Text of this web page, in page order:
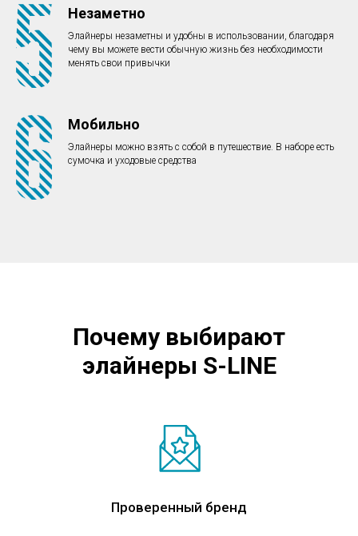
Незаметно
Элайнеры незаметны и удобны в использовании, благодаря
чему вы можете вести обычную жизнь без необходимости
менять свои привычки
Мобильно
Элайнеры можно взять с собой в путешествие. В наборе есть
сумочка и уходовые средства
Почему выбирают
элайнеры S-LINE
Проверенный бренд